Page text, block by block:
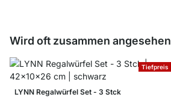
Wird oft zusammen angesehen
Tiefpreis
LYNN Regalwürfel Set - 3 Stck